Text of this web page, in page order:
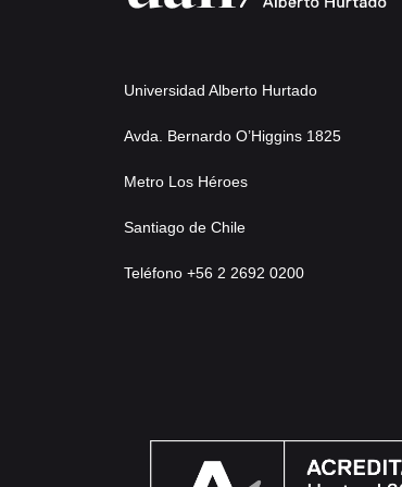
Universidad Alberto Hurtado
Avda. Bernardo O’Higgins 1825
Metro Los Héroes
Santiago de Chile
Teléfono +56 2 2692 0200